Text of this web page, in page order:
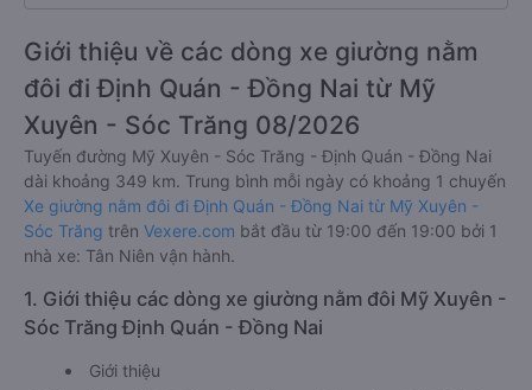
Giới thiệu về các dòng xe giường nằm
đôi đi Định Quán - Đồng Nai từ Mỹ
Xuyên - Sóc Trăng 08/2026
Tuyến đường Mỹ Xuyên - Sóc Trăng - Định Quán - Đồng Nai
dài khoảng 349 km. Trung bình mỗi ngày có khoảng 1 chuyến
Xe giường nằm đôi đi Định Quán - Đồng Nai từ Mỹ Xuyên -
Sóc Trăng trên Vexere.com bắt đầu từ 19:00 đến 19:00 bởi 1
nhà xe: Tân Niên vận hành.
1. Giới thiệu các dòng xe giường nằm đôi Mỹ Xuyên -
Sóc Trăng Định Quán - Đồng Nai
Giới thiệu